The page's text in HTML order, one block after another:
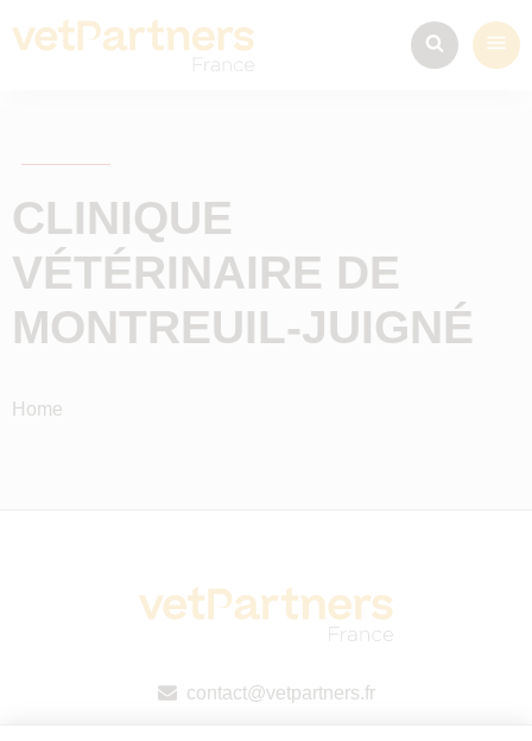
CLINIQUE
VÉTÉRINAIRE DE
MONTREUIL-JUIGNÉ
Home
contact@vetpartners.fr